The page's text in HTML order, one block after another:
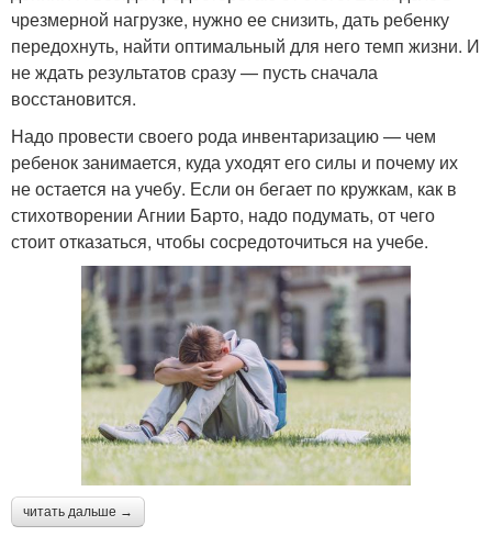
чрезмерной нагрузке, нужно ее снизить, дать ребенку
передохнуть, найти оптимальный для него темп жизни. И
не ждать результатов сразу — пусть сначала
восстановится.
Надо провести своего рода инвентаризацию — чем
ребенок занимается, куда уходят его силы и почему их
не остается на учебу. Если он бегает по кружкам, как в
стихотворении Агнии Барто, надо подумать, от чего
стоит отказаться, чтобы сосредоточиться на учебе.
читать дальше →